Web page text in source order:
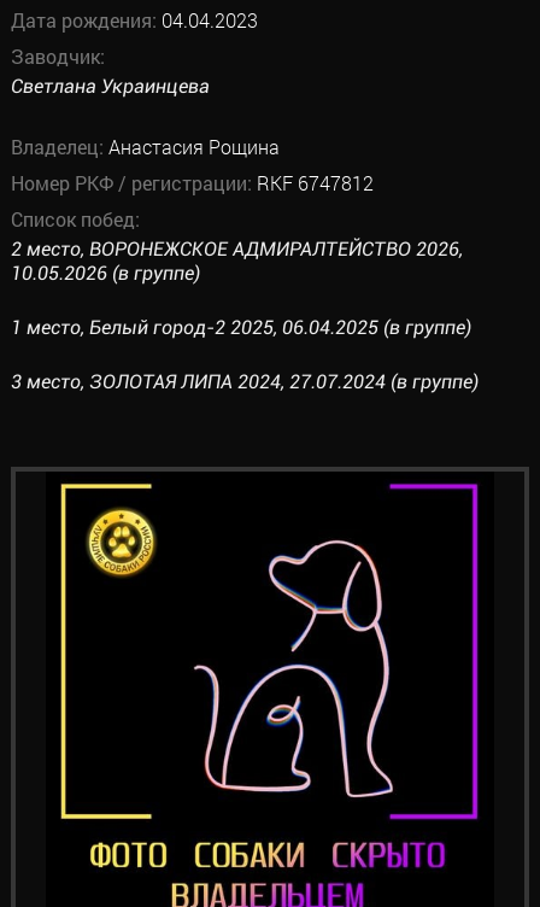
Дата рождения: 04.04.2023
Заводчик:
Светлана Украинцева
Владелец: Анастасия Рощина
Номер РКФ / регистрации: RKF 6747812
Список побед:
2 место, ВОРОНЕЖСКОЕ АДМИРАЛТЕЙСТВО 2026,
10.05.2026 (в группе)
1 место, Белый город-2 2025, 06.04.2025 (в группе)
3 место, ЗОЛОТАЯ ЛИПА 2024, 27.07.2024 (в группе)